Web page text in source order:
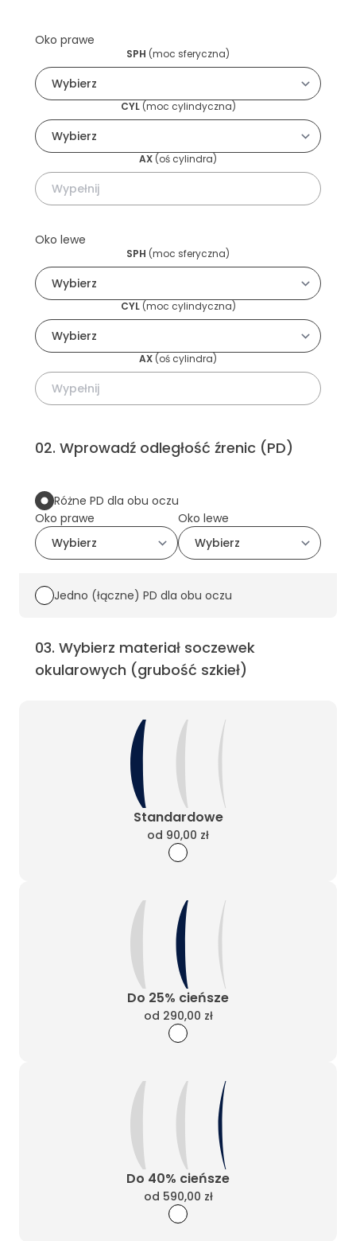
Oko prawe
SPH (moc sferyczna)
CYL(moc cylindyczna)
AX (oś cylindra)
Oko lewe
SPH (moc sferyczna)
CYL(moc cylindyczna)
AX (oś cylindra)
02. Wprowadź odległość źrenic (PD)
Różne PD dla obu oczu
Oko prawe
Oko lewe
Jedno (łączne) PD dla obu oczu
03. Wybierz materiał soczewek
okularowych (grubość szkieł)
Standardowe
od 90,00 zł
Do 25% cieńsze
od 290,00 zł
Do 40% cieńsze
od 590,00 zł